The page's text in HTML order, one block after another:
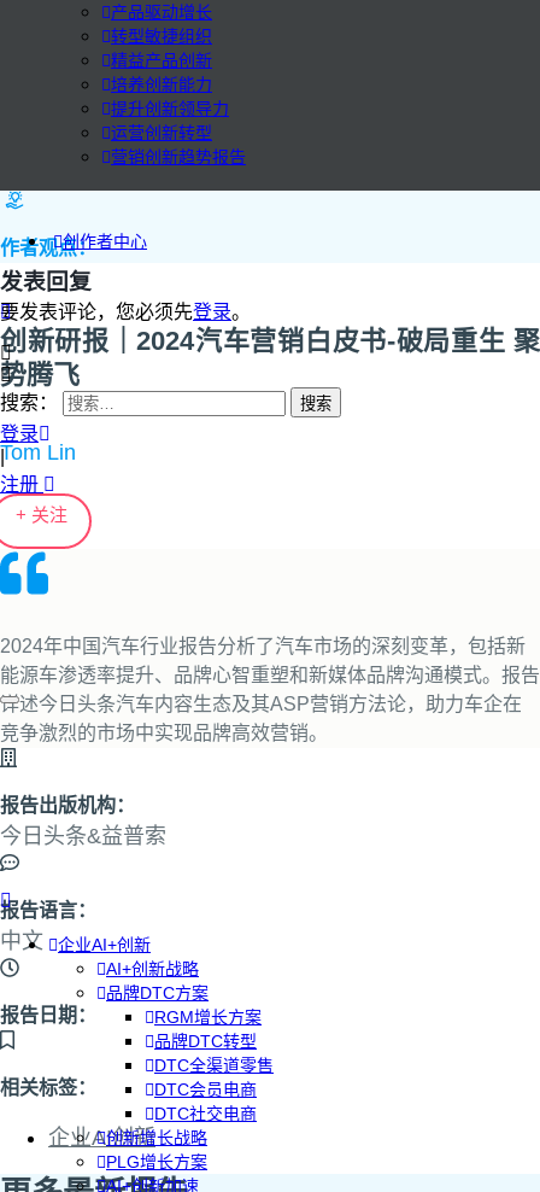
产品驱动增长
转型敏捷组织
精益产品创新
培养创新能力
提升创新领导力
运营创新转型
营销创新趋势报告
创作者中心
搜索：
登录
注册
企业AI+创新
AI+创新战略
品牌DTC方案
RGM增长方案
品牌DTC转型
DTC全渠道零售
DTC会员电商
DTC社交电商
创新增长战略
PLG增长方案
AI+创新加速
作者观点：
发表回复
要发表评论，您必须先登录。
创新研报｜2024汽车营销白皮书-破局重生 聚
势腾飞
Tom Lin
+ 关注
2024年中国汽车行业报告分析了汽车市场的深刻变革，包括新
能源车渗透率提升、品牌心智重塑和新媒体品牌沟通模式。报告
详述今日头条汽车内容生态及其ASP营销方法论，助力车企在
竞争激烈的市场中实现品牌高效营销。
报告出版机构：
今日头条&益普索
报告语言：
中文
报告日期：
相关标签：
企业AI创新